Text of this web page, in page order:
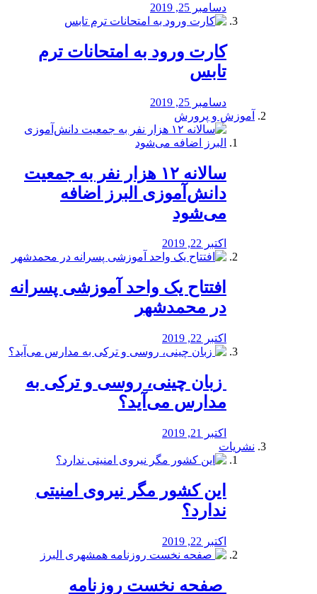
دسامبر 25, 2019
کارت ورود به امتحانات ترم
تابس
دسامبر 25, 2019
آموزش و پرورش
️سالانه ۱۲ هزار نفر به جمعیت
دانش‌آموزی البرز اضافه
می‌شود
اکتبر 22, 2019
افتتاح یک واحد آموزشی پسرانه
در محمدشهر
اکتبر 22, 2019
️ زبان چینی، روسی و ترکی به
مدارس می‌آید؟
اکتبر 21, 2019
نشریات
این کشور مگر نیروی امنیتی
ندارد؟
اکتبر 22, 2019
️ صفحه نخست روزنامه‌